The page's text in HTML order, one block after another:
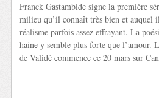
Franck Gastambide signe la première
milieu qu’il connaît très bien et auquel
réalisme parfois assez effrayant. La
haine y semble plus forte que l’amour.
de Validé commence ce 20 mars sur